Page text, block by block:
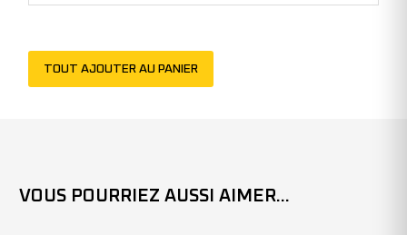
TOUT AJOUTER AU PANIER
VOUS POURRIEZ AUSSI AIMER...